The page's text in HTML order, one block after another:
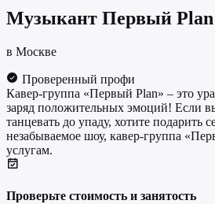
Музыкант Первый Plan
в Москве
Проверенный профи
Кавер-группа «Первый Plan» – это
заряд положительных эмоций! Если
танцевать до упаду, хотите подарить
незабываемое шоу, кавер-группа
услугам.
Проверьте стоимость и занятость